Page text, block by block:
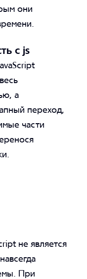
они
с js
а
переход,
части
не является
При